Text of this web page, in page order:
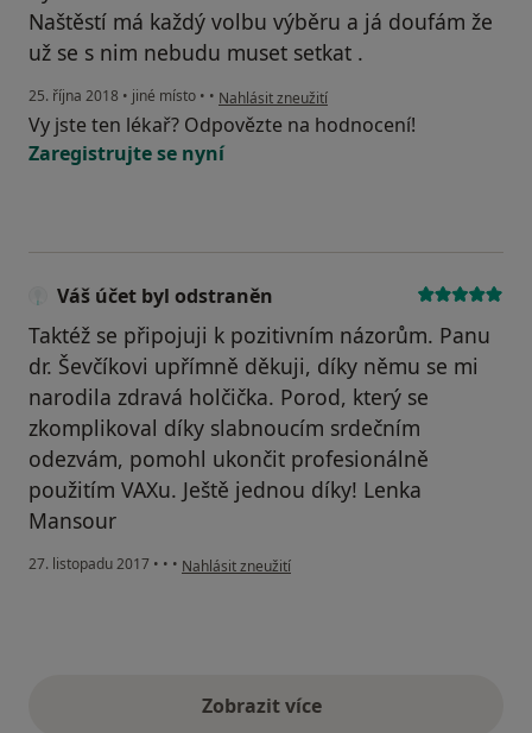
Naštěstí má každý volbu výběru a já doufám že
už se s nim nebudu muset setkat .
25. října 2018 • jiné místo • • podle názoru uživatele 25.10.18
Nahlásit zneužití
Vy jste ten lékař? Odpovězte na hodnocení!
Zaregistrujte se nyní
Váš účet byl odstraněn
Taktéž se připojuji k pozitivním názorům. Panu
dr. Ševčíkovi upřímně děkuji, díky němu se mi
narodila zdravá holčička. Porod, který se
zkomplikoval díky slabnoucím srdečním
odezvám, pomohl ukončit profesionálně
použitím VAXu. Ještě jednou díky! Lenka
Mansour
27. listopadu 2017 • • • podle názoru uživatele Váš účet byl odstraněn
Nahlásit zneužití
Zobrazit vícevýše uvedené názory